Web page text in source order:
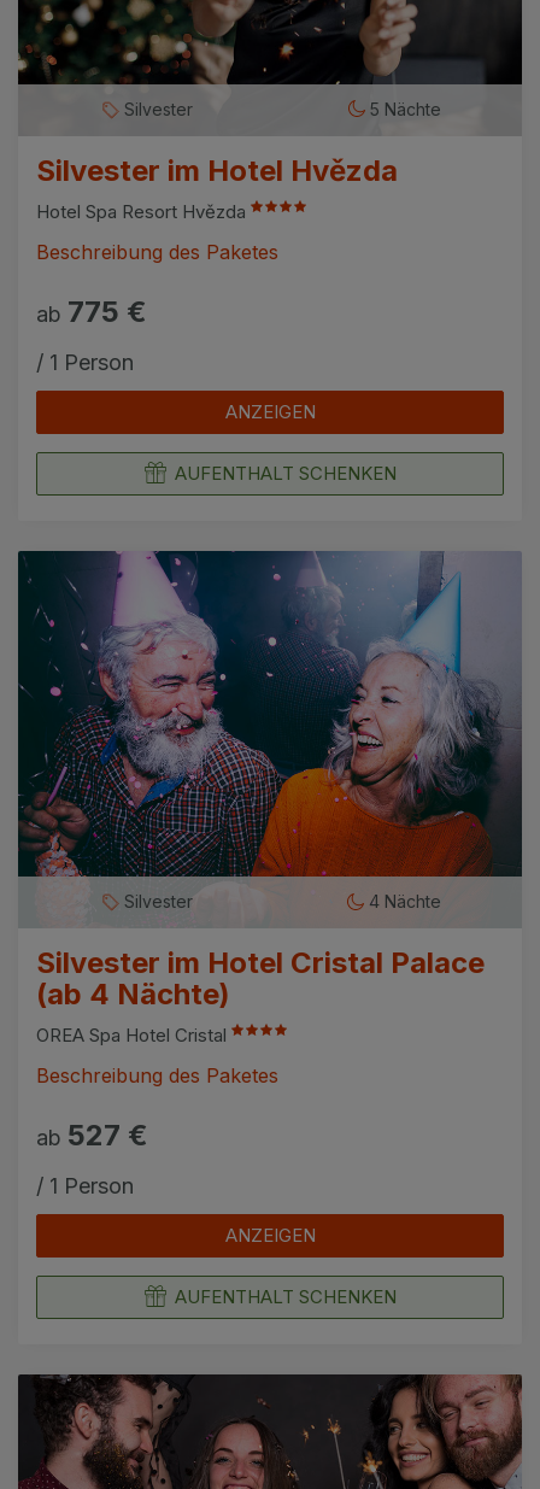
Silvester 5 Nächte
Silvester im Hotel Hvězda
Hotel Spa Resort Hvězda
Beschreibung des Paketes
ab 775 €
/ 1 Person
ANZEIGEN
AUFENTHALT SCHENKEN
Silvester 4 Nächte
Silvester im Hotel Cristal Palace
(ab 4 Nächte)
OREA Spa Hotel Cristal
Beschreibung des Paketes
ab 527 €
/ 1 Person
ANZEIGEN
AUFENTHALT SCHENKEN